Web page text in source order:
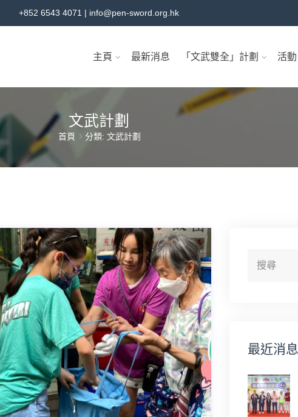
+852 6543 4071 | info@pen-sword.org.hk
主頁 最新消息 「文武雙全」計劃 活動
文武計劃
首頁 分類: 文武計劃
最近消息